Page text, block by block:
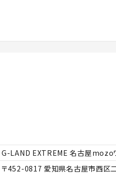
G-LAND EXTREME 名古屋mozo
452-0817 愛知県名古屋市西